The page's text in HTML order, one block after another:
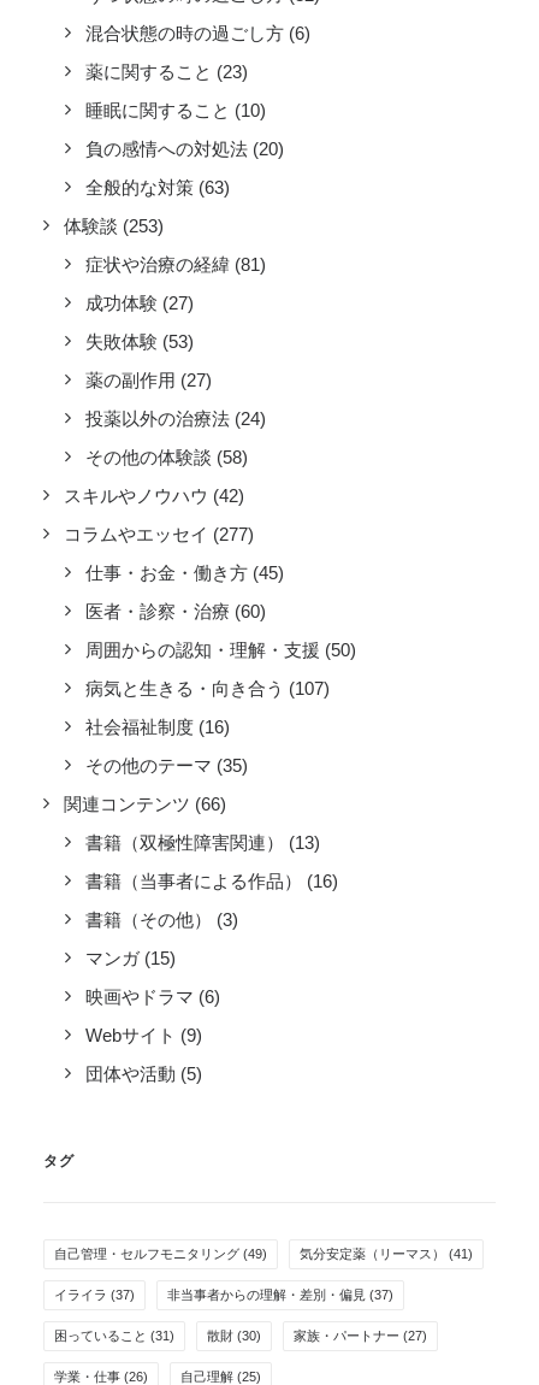
混合状態の時の過ごし方 (6)
薬に関すること (23)
睡眠に関すること (10)
負の感情への対処法 (20)
全般的な対策 (63)
体験談 (253)
症状や治療の経緯 (81)
成功体験 (27)
失敗体験 (53)
薬の副作用 (27)
投薬以外の治療法 (24)
その他の体験談 (58)
スキルやノウハウ (42)
コラムやエッセイ (277)
仕事・お金・働き方 (45)
医者・診察・治療 (60)
周囲からの認知・理解・支援 (50)
病気と生きる・向き合う (107)
社会福祉制度 (16)
その他のテーマ (35)
関連コンテンツ (66)
書籍（双極性障害関連）
(13)
書籍（当事者による作品）
(16)
書籍（その他）
(3)
マンガ (15)
映画やドラマ (6)
Webサイト (9)
団体や活動 (5)
タグ
自己管理・セルフモニタリング (49) 気分安定薬（リーマス） (41)
イライラ (37) 非当事者からの理解・差別・偏見 (37)
困っていること (31) 散財 (30) 家族・パートナー (27)
学業・仕事 (26) 自己理解 (25)